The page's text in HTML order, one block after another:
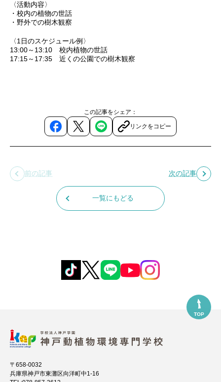
〈活動内容〉
・校内の植物の世話
・野外での樹木観察
〈1日のスケジュール例〉
13:00～13:10 校内植物の世話
17:15～17:35 近くの公園での樹木観察
この記事をシェア：
リンクをコピー
前の記事
一覧にもどる
次の記事
TOP
〒658-0032
兵庫県神戸市東灘区向洋町中1-16